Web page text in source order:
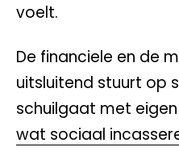
voelt.
De financiele en de
uitsluitend stuurt op
schuilgaat met
wat sociaal